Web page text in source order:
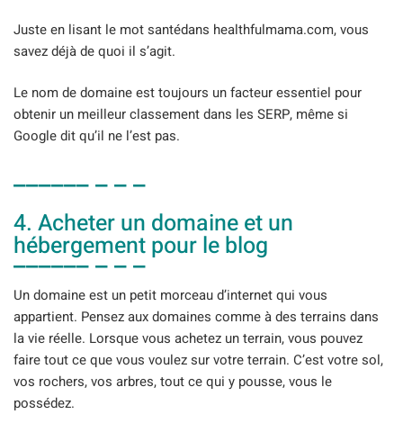
Juste en lisant le mot santédans healthfulmama.com, vous
savez déjà de quoi il s’agit.
Le nom de domaine est toujours un facteur essentiel pour
obtenir un meilleur classement dans les SERP, même si
Google dit qu’il ne l’est pas.
4. Acheter un domaine et un
hébergement pour le blog
Un domaine est un petit morceau d’internet qui vous
appartient. Pensez aux domaines comme à des terrains dans
la vie réelle. Lorsque vous achetez un terrain, vous pouvez
faire tout ce que vous voulez sur votre terrain. C’est votre sol,
vos rochers, vos arbres, tout ce qui y pousse, vous le
possédez.